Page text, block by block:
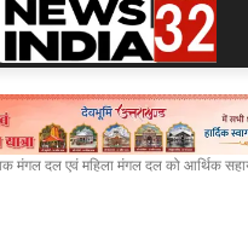
मंगल दल एवं महिला मंगल दल को आर्थिक